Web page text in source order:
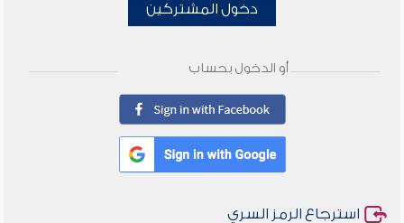
دخول المشتركين
أو الدخول بحساب
استرجاع الرمز السري